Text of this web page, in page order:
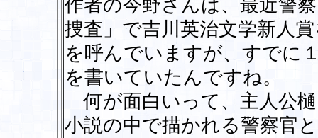
作者の今野さんは、最近警
捜査」で吉川英治文学新人
を呼んでいますが、すでに
を書いていたんですね。
何が面白いって、主人公
小説の中で描かれる警察官